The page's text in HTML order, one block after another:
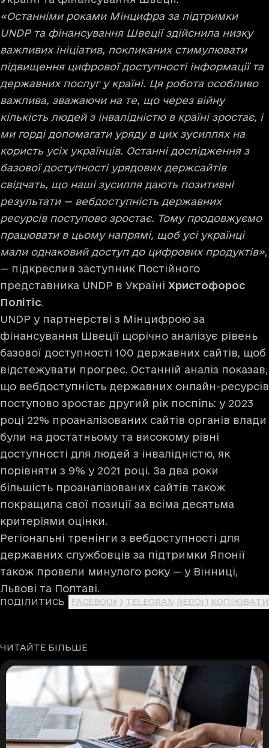
«Останніми роками Мінцифра за підтримки
UNDP та фінансування Швеції здійснила низку
важливих ініціатив, покликаних стимулювати
підвищення цифрової доступності інформації та
державних послуг у країні. Ця робота особливо
важлива, зважаючи на те, що через війну
кількість людей з інвалідністю в країні зростає, і
ми горді допомагати уряду в цих зусиллях на
користь усіх українців. Останні дослідження з
базової доступності урядових держсайтів
свідчать, що наші зусилля дають позитивні
результати — вебдоступність державних
ресурсів поступово зростає. Тому продовжуємо
працювати в цьому напрямі, щоб усі українці
мали однаковий доступ до цифрових продуктів»,
— підкреслив заступник Постійного
представника UNDP в Україні Христофорос
Політіс.
UNDP у партнерстві з Мінцифрою за
фінансування Швеції щорічно аналізує рівень
базової доступності 100 державних сайтів, щоб
відстежувати прогрес. Останній аналіз показав,
що вебдоступність державних онлайн-ресурсів
поступово зростає другий рік поспіль: у 2023
році 22% проаналізованих сайтів органів влади
були на достатньому та високому рівні
доступності для людей з інвалідністю, як
порівняти з 9% у 2021 році. За два роки
більшість проаналізованих сайтів також
покращила свої позиції за всіма десятьма
критеріями оцінки.
Регіональні тренінги з вебдоступності для
державних службовців за підтримки Японії
також провели минулого року — у Вінниці,
Львові та Полтаві.
ПОДІЛИТИСЬ FACEBOOK X TELEGRAM REDDIT КОПІЮВАТИ
ЧИТАЙТЕ БІЛЬШЕ